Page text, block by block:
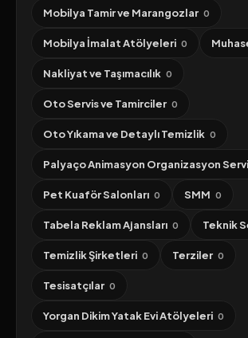
Mobilya Tamir ve Marangozlar 0
Mobilya İmalat Atölyeleri 0
Nakliyat ve Taşımacılık 0
Oto Servis ve Tamirciler 0
Oto Yıkama ve Detaylı Temizlik 0
Palyaço Animasyon Organizasyon
Pet Kuaför Salonları 0 SMM 0
Tabela Reklam Ajansları 0 Teknik
Temizlik Şirketleri 0 Terziler 0
Tesisatçılar 0
Yorgan Dikim Yatak Evi Atölyeleri 0